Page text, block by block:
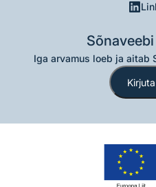
Iga arvamus loeb ja aitab